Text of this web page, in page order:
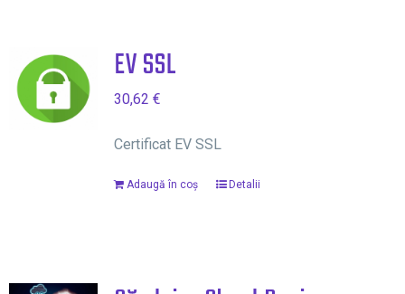
EV SSL
30,62 €
Certificat EV SSL
Adaugă în coș Detalii